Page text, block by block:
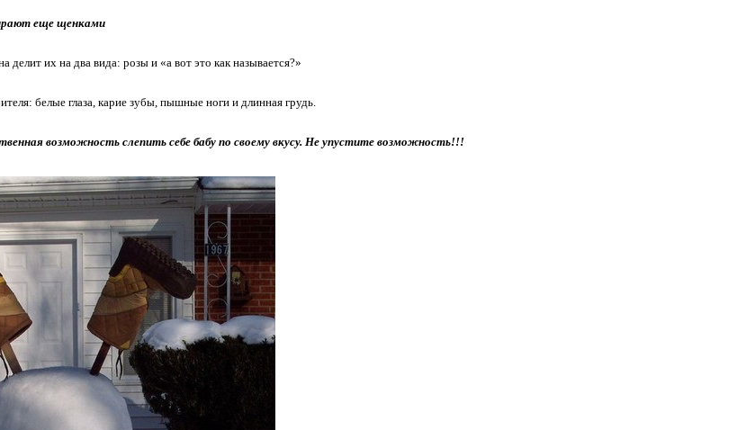
еще щенками
их на два вида: розы и «а вот это как называется?»
белые глаза, карие зубы, пышные ноги и длинная грудь.
возможность слепить себе бабу по своему вкусу. Не упустите возможность!!!